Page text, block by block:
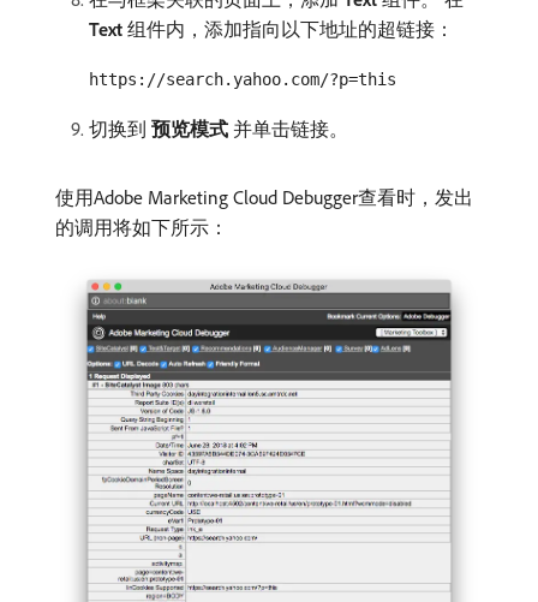
Text ​组件内，添加指向以下地址的超链接：
https://search.yahoo.com/?p=this
切换到​ 预览模式 ​并单击链接。
使用Adobe Marketing Cloud Debugger查看时，发出
的调用将如下所示：